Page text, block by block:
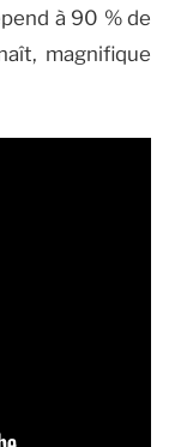
à 90 % de
magnifique